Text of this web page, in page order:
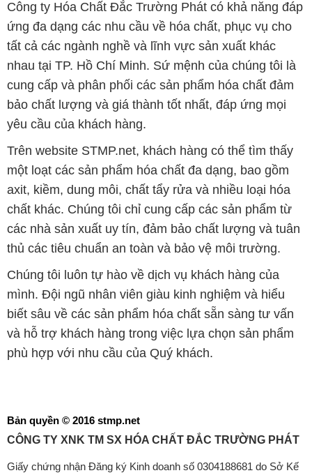
Công ty Hóa Chất Đắc Trường Phát có khả năng đáp
ứng đa dạng các nhu cầu về hóa chất, phục vụ cho
tất cả các ngành nghề và lĩnh vực sản xuất khác
nhau tại TP. Hồ Chí Minh. Sứ mệnh của chúng tôi là
cung cấp và phân phối các sản phẩm hóa chất đảm
bảo chất lượng và giá thành tốt nhất, đáp ứng mọi
yêu cầu của khách hàng.
Trên website STMP.net, khách hàng có thể tìm thấy
một loạt các sản phẩm hóa chất đa dạng, bao gồm
axit, kiềm, dung môi, chất tẩy rửa và nhiều loại hóa
chất khác. Chúng tôi chỉ cung cấp các sản phẩm từ
các nhà sản xuất uy tín, đảm bảo chất lượng và tuân
thủ các tiêu chuẩn an toàn và bảo vệ môi trường.
Chúng tôi luôn tự hào về dịch vụ khách hàng của
mình. Đội ngũ nhân viên giàu kinh nghiệm và hiểu
biết sâu về các sản phẩm hóa chất sẵn sàng tư vấn
và hỗ trợ khách hàng trong việc lựa chọn sản phẩm
phù hợp với nhu cầu của Quý khách.
Bản quyền © 2016 stmp.net
CÔNG TY XNK TM SX HÓA CHẤT ĐẮC TRƯỜNG PHÁT
Giấy chứng nhận Đăng ký Kinh doanh số 0304188681 do Sở Kế